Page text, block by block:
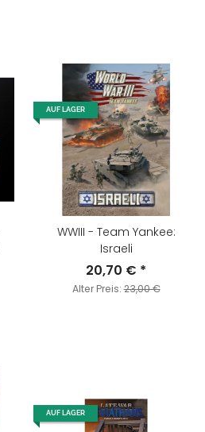
AUF LAGER
WWIII - Team Yankee:
Israeli
20,70 € *
Alter Preis:23,00 €
AUF LAGER